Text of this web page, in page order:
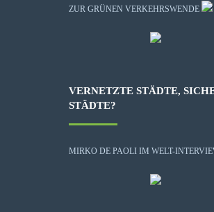
ZUR GRÜNEN VERKEHRSWENDE
VERNETZTE STÄDTE,
STÄDTE?
MIRKO DE PAOLI IM WELT-